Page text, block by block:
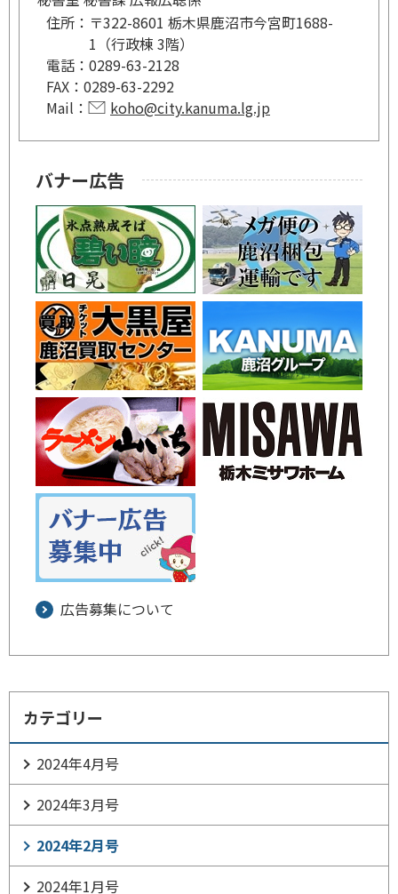
住所： 〒322-8601 栃木県鹿沼市今宮町1688-
1（行政棟 3階）
電話： 0289-63-2128
FAX： 0289-63-2292
Mail：
koho@city.kanuma.lg.jp
バナー広告
広告募集について
カテゴリー
2024年4月号
2024年3月号
2024年2月号
2024年1月号